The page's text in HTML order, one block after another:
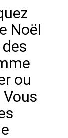
Noël
ou
Vous